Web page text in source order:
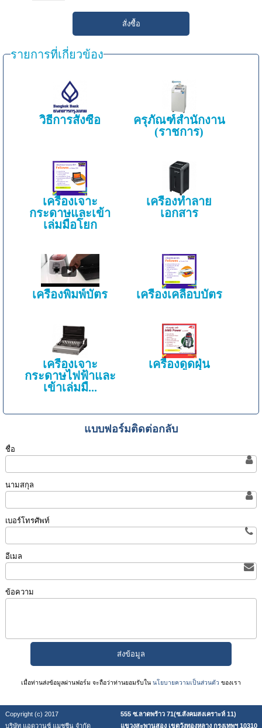
รายการที่เกี่ยวข้อง
วิธีการสั่งซื้อ
ครุภัณฑ์สำนักงาน
(ราชการ)
เครื่องเจาะ
กระดาษและเข้า
เล่มมือโยก
เครื่องทำลาย
เอกสาร
เครื่องพิมพ์บัตร เครื่องเคลือบบัตร
เครื่องเจาะ
กระดาษไฟฟ้าและ
เข้าเล่มมื...
เครื่องดูดฝุ่น
แบบฟอร์มติดต่อกลับ
ชื่อ
นามสกุล
เบอร์โทรศัพท์
อีเมล
ข้อความ
เมื่อท่านส่งข้อมูลผ่านฟอร์ม จะถือว่าท่านยอมรับในนโยบายความเป็นส่วนตัว ของเรา
Copyright (c) 2017
555 ซ.ลาดพร้าว 71(ซ.สังคมสงเคราะห์ 11)
บริษัท แอดวานซ์ แมชชีน จำกัด
แขวงสะพานสอง เขตวังทองหลาง กรุงเทพฯ 10310